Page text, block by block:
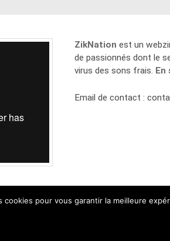
ZikNation est un
de passionnés dont le
virus des sons frais. En
Email de contact :
pour vous garantir la meilleure